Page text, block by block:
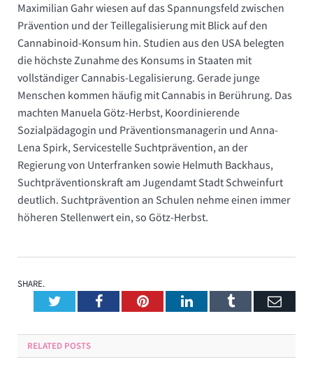
Maximilian Gahr wiesen auf das Spannungsfeld zwischen
Prävention und der Teillegalisierung mit Blick auf den
Cannabinoid-Konsum hin. Studien aus den USA belegten
die höchste Zunahme des Konsums in Staaten mit
vollständiger Cannabis-Legalisierung. Gerade junge
Menschen kommen häufig mit Cannabis in Berührung. Das
machten Manuela Götz-Herbst, Koordinierende
Sozialpädagogin und Präventionsmanagerin und Anna-
Lena Spirk, Servicestelle Suchtprävention, an der
Regierung von Unterfranken sowie Helmuth Backhaus,
Suchtpräventionskraft am Jugendamt Stadt Schweinfurt
deutlich. Suchtprävention an Schulen nehme einen immer
höheren Stellenwert ein, so Götz-Herbst.
SHARE.
TwitterFacebookPinterestLinkedInTumblr
RELATED POSTS